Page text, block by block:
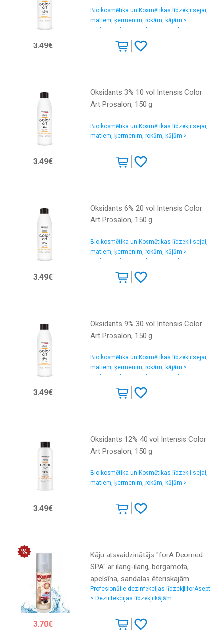
Šampūns
Vannai
Bio kosmētika un Kosmētikas līdzekļi sejai,
matiem, ķermenim, rokām, kājām >
3.49€
Oksidants 3% 10 vol Intensis Color
Art Prosalon, 150 g
Bio kosmētika un Kosmētikas līdzekļi sejai,
matiem, ķermenim, rokām, kājām >
3.49€
Oksidants 6% 20 vol Intensis Color
Art Prosalon, 150 g
Bio kosmētika un Kosmētikas līdzekļi sejai,
matiem, ķermenim, rokām, kājām >
3.49€
Oksidants 9% 30 vol Intensis Color
Art Prosalon, 150 g
Bio kosmētika un Kosmētikas līdzekļi sejai,
matiem, ķermenim, rokām, kājām >
3.49€
Oksidants 12% 40 vol Intensis Color
Art Prosalon, 150 g
Bio kosmētika un Kosmētikas līdzekļi sejai,
matiem, ķermenim, rokām, kājām >
3.49€
Kāju atsvaidzinātājs "forA Deomed
SPA" ar ilang-ilang, bergamota,
apelsīna, sandalas ēteriskajām
eļļām, 170 ml
Profesionālie dezinfekcijas līdzekļi forAsept
> Dezinfekcijas līdzekļi kājām
3.70€